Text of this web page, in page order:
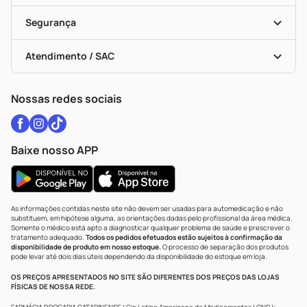
Cupons E Ofertas
Black Friday
Alomed
Formas De Pagamento
Troca E Devolução
Bulas De A A Z
Políticas De Marketplace
Serviços Farmacêuticos
Testes Rápidos
Autoteste Covid-19
Vacinas
Segurança
Portal Da Privacidade
Atendimento / SAC
Nossas redes sociais
Baixe nosso APP
As informações contidas neste site não devem ser usadas para automedicação e não
substituem, em hipótese alguma, as orientações dadas pelo profissional da área médica.
Somente o médico está apto a diagnosticar qualquer problema de saúde e prescrever o
tratamento adequado. Todos os pedidos efetuados estão sujeitos à confirmação da
disponibilidade de produto em nosso estoque.O processo de separação dos produtos
pode levar até dois dias úteis dependendo da disponibilidade do estoque em loja.
OS PREÇOS APRESENTADOS NO SITE SÃO DIFERENTES DOS PREÇOS DAS LOJAS
FÍSICAS DE NOSSA REDE.